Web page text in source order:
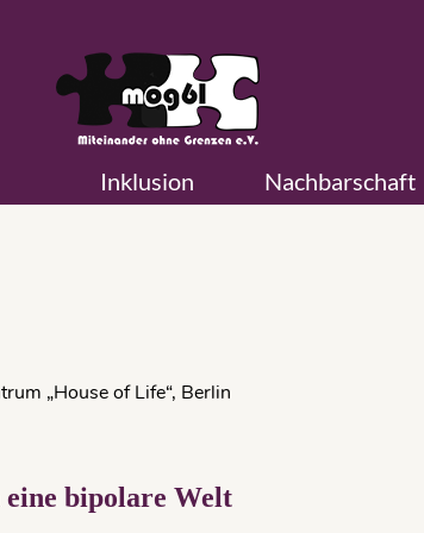
Inklusion Nachbarschaft
„House of Life“, Berlin
bipolare Welt